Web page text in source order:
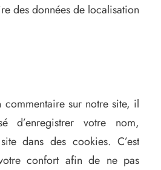
des données de localisation
commentaire sur notre site, il
d’enregistrer votre nom,
dans des cookies. C’est
confort afin de ne pas